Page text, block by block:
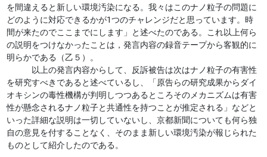
を間違えると新しい環境汚染になる。我々はこのナノ粒子の問題に
どのように対応できるかが1つのチャレンジだと思っています。時
間が来たのでここまでにします」と述べたのである。これ以上何ら
の説明をつけなかったことは，発言内容の録音テープから客観的に
明らかである（乙５）。
以上の発言内容からして、反訴被告は次はナノ粒子の有害性
を研究すべきであると述べているし、「原告らの研究成果からダイ
オキシンの毒性機構が判明しつつあるところそのメカニズムは有害
性が懸念されるナノ粒子と共通性を持つことが推定される」などと
いった詳細な説明は一切していないし、京都新聞についても何ら独
自の意見を付することなく、そのまま新しい環境汚染が報じられた
ものとして紹介したのである。